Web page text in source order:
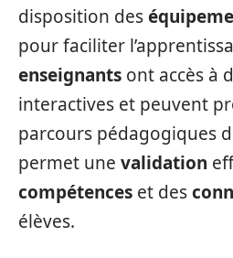
disposition des
pour faciliter
enseignants ont accès à
interactives et peuvent
parcours pédagogiques
permet une validation
compétences et des
élèves.